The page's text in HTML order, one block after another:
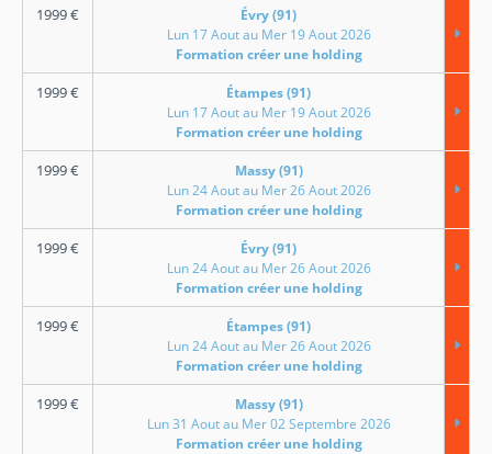
1999€
Évry (91)
Lun 17 Aout au Mer 19 Aout 2026
Formation créer une holding
1999€
Étampes (91)
Lun 17 Aout au Mer 19 Aout 2026
Formation créer une holding
1999€
Massy (91)
Lun 24 Aout au Mer 26 Aout 2026
Formation créer une holding
1999€
Évry (91)
Lun 24 Aout au Mer 26 Aout 2026
Formation créer une holding
1999€
Étampes (91)
Lun 24 Aout au Mer 26 Aout 2026
Formation créer une holding
1999€
Massy (91)
Lun 31 Aout au Mer 02 Septembre 2026
Formation créer une holding